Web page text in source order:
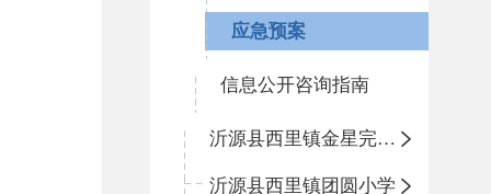
应急预案
信息公开咨询指南
沂源县西里镇金星完全小学
沂源县西里镇团圆小学